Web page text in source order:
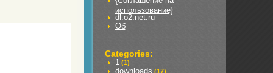
использование}
dl.o2.net.ru
Об
Categories:
1 (1)
downloads (17)